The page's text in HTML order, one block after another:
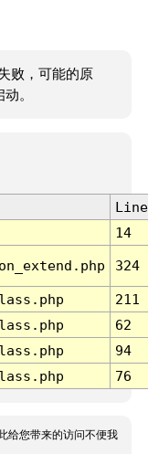
败，可能的原
。
Line
14
324
211
62
94
76
给您带来的访问不便我